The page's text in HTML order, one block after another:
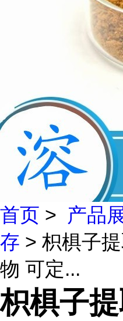
首页 > 产品
存 > 枳椇子
物 可定...
枳椇子